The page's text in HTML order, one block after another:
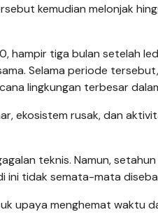
kemudian melonjak
hampir tiga bulan setelah
Selama periode
lingkungan terbesar
ekosistem rusak, dan
teknis. Namun,
ini tidak semata-mata
upaya menghemat waktu